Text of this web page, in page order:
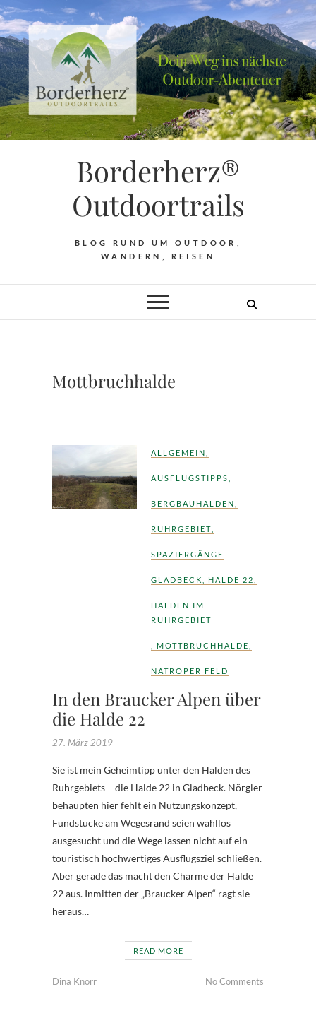
Borderherz®
Outdoortrails
BLOG RUND UM OUTDOOR,
WANDERN, REISEN
Mottbruchhalde
ALLGEMEIN
AUSFLUGSTIPPS
BERGBAUHALDEN
RUHRGEBIET
SPAZIERGÄNGE
GLADBECK HALDE 22
HALDEN IM
RUHRGEBIET
MOTTBRUCHHALDE
NATROPER FELD
In den Braucker Alpen über
die Halde 22
27. März 2019
Sie ist mein Geheimtipp unter den Halden des
Ruhrgebiets – die Halde 22 in Gladbeck. Nörgler
behaupten hier fehlt ein Nutzungskonzept,
Fundstücke am Wegesrand seien wahllos
ausgesucht und die Wege lassen nicht auf ein
touristisch hochwertiges Ausflugsziel schließen.
Aber gerade das macht den Charme der Halde
22 aus. Inmitten der „Braucker Alpen“ ragt sie
heraus…
READ MORE
Dina Knorr No Comments